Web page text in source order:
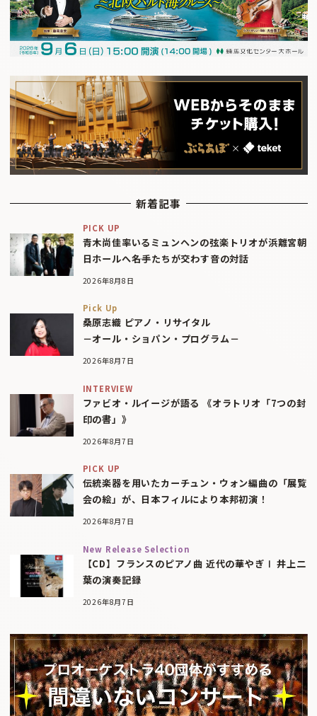
新着記事
PICK UP
青木尚佳率いるミュンヘンの弦楽トリオが浜離宮朝
日ホールへ――名手たちが交わす音の対話
2026年8月8日
Pick Up
桑原志織 ピアノ・リサイタル
－オール・ショパン・プログラム－
2026年8月7日
INTERVIEW
ファビオ・ルイージが語る 《オラトリオ「7つの封
印の書」》
2026年8月7日
PICK UP
伝統楽器を用いたカーチュン・ウォン編曲の「展覧
会の絵」が、日本フィルにより本邦初演！
2026年8月7日
New Release Selection
【CD】フランスのピアノ曲 近代の華やぎⅠ 井上二
葉の演奏記録
2026年8月7日